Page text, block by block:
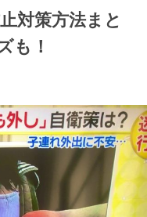
対策方法まと
も！